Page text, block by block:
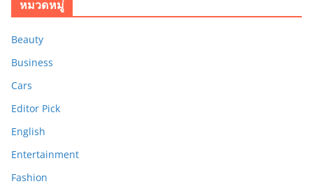
หมวดหมู่
Beauty
Business
Cars
Editor Pick
English
Entertainment
Fashion